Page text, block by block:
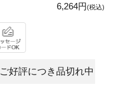
6,264円(税込)
ご好評につき品切れ中